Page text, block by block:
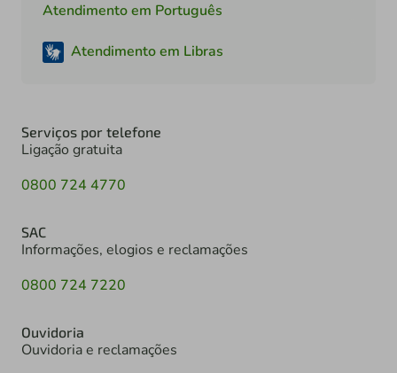
Atendimento em Português
Atendimento em Libras
Serviços por telefone
Ligação gratuita
0800 724 4770
SAC
Informações, elogios e reclamações
0800 724 7220
Ouvidoria
Ouvidoria e reclamações